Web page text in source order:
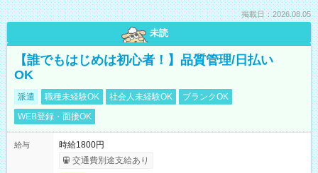
掲載日：2026.08.05
未読
【誰でもはじめは初心者！】品質管理/日払い
OK
派遣 職種未経験OK 社会人未経験OK
ブランクOK
WEB登録・面接OK
給与
時給1800円
交通費別途支給あり